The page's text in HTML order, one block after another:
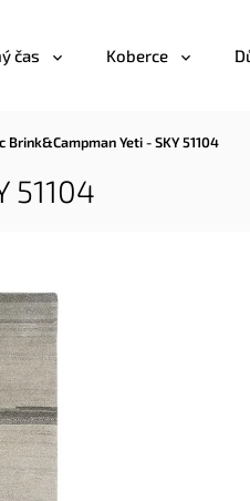
čas Koberce
Brink&Campman Yeti - SKY 51104
51104